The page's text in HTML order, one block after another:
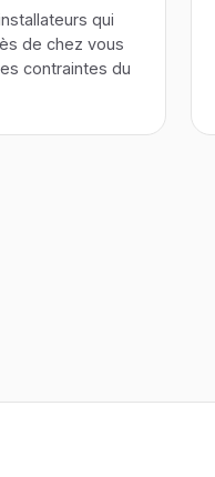
qui
de chez vous
contraintes du